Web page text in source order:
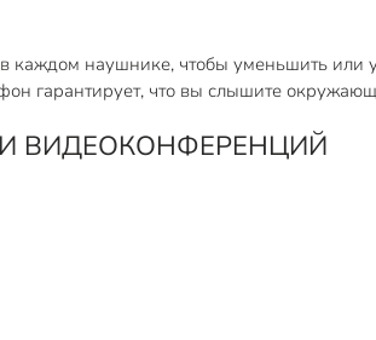
каждом наушнике, чтобы уменьшить или
гарантирует, что вы слышите
ВИДЕОКОНФЕРЕНЦИЙ